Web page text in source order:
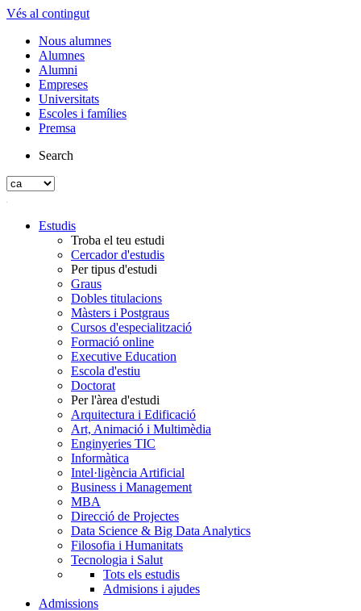
Vés al contingut
Nous alumnes
Alumnes
Alumni
Empreses
Universitats
Escoles i famílies
Premsa
Search
Estudis
Troba el teu estudi
Cercador d'estudis
Per tipus d'estudi
Graus
Dobles titulacions
Màsters i Postgraus
Cursos d'especialització
Formació online
Executive Education
Escola d'estiu
Doctorat
Per l'àrea d'estudi
Arquitectura i Edificació
Art, Animació i Multimèdia
Enginyeries TIC
Informàtica
Intel·ligència Artificial
Business i Management
MBA
Direcció de Projectes
Data Science & Big Data Analytics
Filosofia i Humanitats
Tecnologia i Salut
Tots els estudis
Admisions i ajudes
Admissions